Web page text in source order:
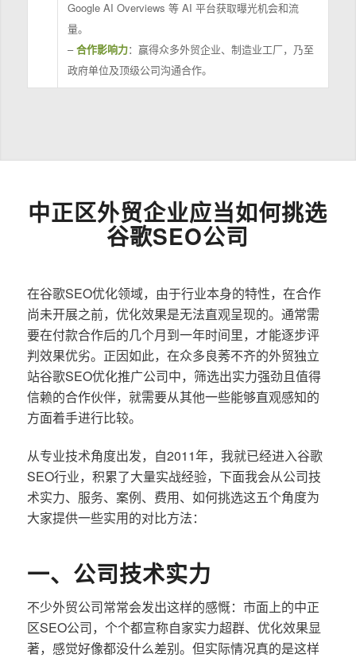
Google AI Overviews 等 AI 平台获取曝光机会和流
量。
–合作影响力：赢得众多外贸企业、制造业工厂，乃至
政府单位及顶级公司沟通合作。
中正区外贸企业应当如何挑选
谷歌SEO公司
在谷歌SEO优化领域，由于行业本身的特性，在合作
尚未开展之前，优化效果是无法直观呈现的。通常需
要在付款合作后的几个月到一年时间里，才能逐步评
判效果优劣。正因如此，在众多良莠不齐的外贸独立
站谷歌SEO优化推广公司中，筛选出实力强劲且值得
信赖的合作伙伴，就需要从其他一些能够直观感知的
方面着手进行比较。
从专业技术角度出发，自2011年，我就已经进入谷歌
SEO行业，积累了大量实战经验，下面我会从公司技
术实力、服务、案例、费用、如何挑选这五个角度为
大家提供一些实用的对比方法：
一、公司技术实力
不少外贸公司常常会发出这样的感慨：市面上的中正
区SEO公司，个个都宣称自家实力超群、优化效果显
著，感觉好像都没什么差别。但实际情况真的是这样